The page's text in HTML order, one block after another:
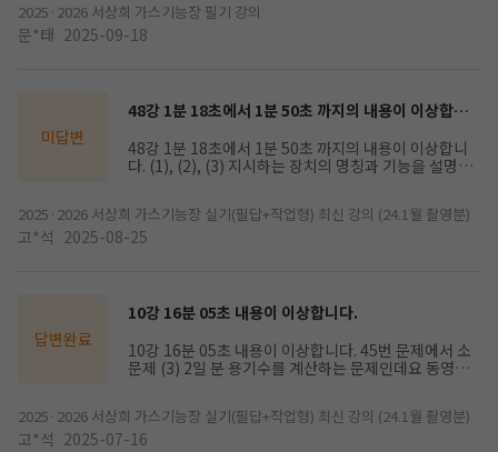
2025·2026 서상희 가스기능장 필기 강의
문*태 2025-09-18
미답변
48강 1분 18초에서 1분 50초 까지의 내용이 이상합니다.
48강 1분 18초에서 1분 50초 까지의 내용이 이상합니
다. (1), (2), (3) 지시하는 장치의 명칭과 기능을 설명하
인가요? 아니면 제어부인가요? 정말 답답한 월요일 저녁
입니다. ㅠ.ㅠ
2025·2026 서상희 가스기능장 실기(필답+작업형) 최신 강의 (24.1월 촬영분)
고*석 2025-08-25
답변완료
10강 16분 05초 내용이 이상합니다.
10강 16분 05초 내용이 이상합니다. 45번 문제에서 소
문제 (3) 2일 분 용기수를 계산하는 문제인데요 동영상
2.7개는 어떻게 나온것인가요??? 정말 궁금하고, 참 답
답한 밤입니다.ㅠ.ㅠ 어디가 어떻게 잘못된것일까요????
2025·2026 서상희 가스기능장 실기(필답+작업형) 최신 강의 (24.1월 촬영분)
고*석 2025-07-16